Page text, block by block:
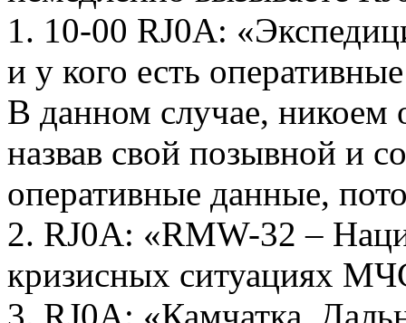
1. 10-00 RJ0A:
и у кого есть
В данном случае, никоем
назвав свой позывной и
оперативные данные,
2. RJ0A: «RMW-32 –
кризисных ситуациях